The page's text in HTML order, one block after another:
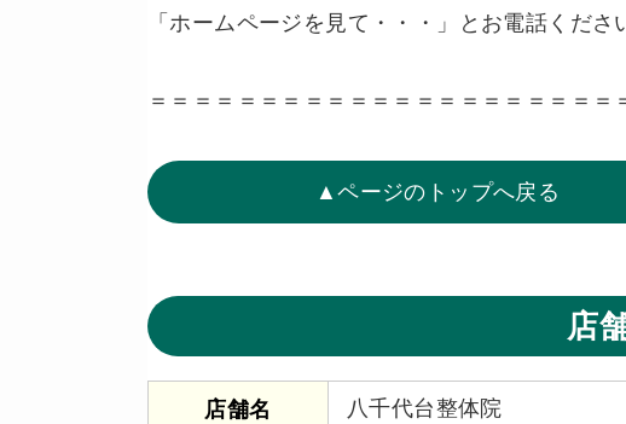
「ホームページを見て・・・」とお電話くださ
＝＝＝＝＝＝＝＝＝＝＝＝＝＝＝＝＝＝＝＝＝
▲ページのトップへ戻る
店
店舗名 八千代台整体院